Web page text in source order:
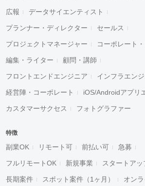
広報 データサイエンティスト
プランナー・ディレクター セールス
プロジェクトマネージャー コーポレート
編集・ライター 顧問・講師
フロントエンドエンジニア インフラエン
経営陣・コーポレート iOS/Androidアプリ
カスタマーサクセス フォトグラファー
特徴
副業OK リモート可 前払い可 急募
フルリモートOK 新規事業 スタートアッ
長期案件 スポット案件（1ヶ月） オン